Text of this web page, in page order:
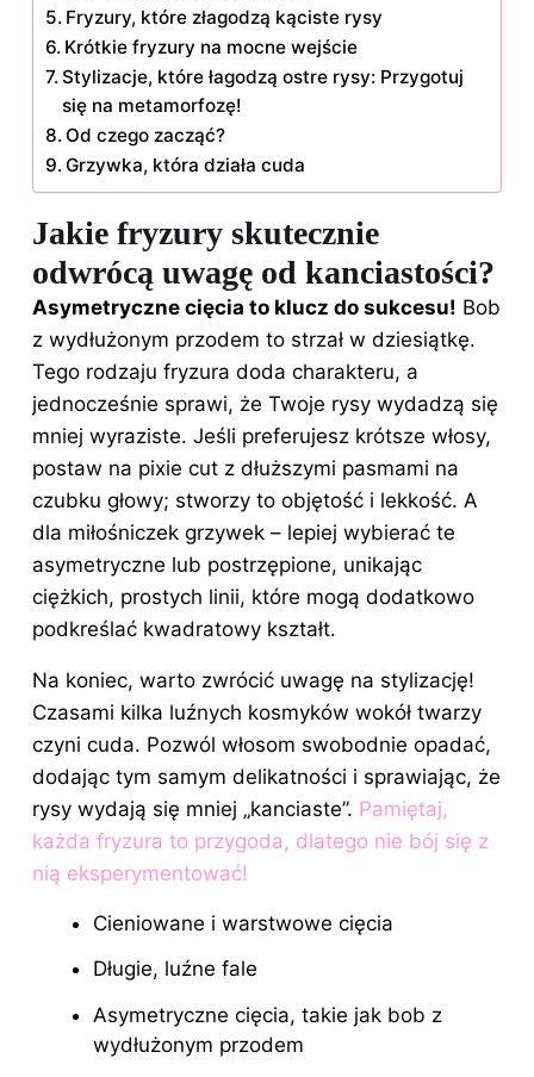
Fryzury, które złagodzą kąciste rysy
Krótkie fryzury na mocne wejście
Stylizacje, które łagodzą ostre rysy: Przygotuj
się na metamorfozę!
Od czego zacząć?
Grzywka, która działa cuda
Jakie fryzury skutecznie
odwrócą uwagę od kanciastości?
Asymetryczne cięcia to klucz do sukcesu! Bob
z wydłużonym przodem to strzał w dziesiątkę.
Tego rodzaju fryzura doda charakteru, a
jednocześnie sprawi, że Twoje rysy wydadzą się
mniej wyraziste. Jeśli preferujesz krótsze włosy,
postaw na pixie cut z dłuższymi pasmami na
czubku głowy; stworzy to objętość i lekkość. A
dla miłośniczek grzywek – lepiej wybierać te
asymetryczne lub postrzępione, unikając
ciężkich, prostych linii, które mogą dodatkowo
podkreślać kwadratowy kształt.
Na koniec, warto zwrócić uwagę na stylizację!
Czasami kilka luźnych kosmyków wokół twarzy
czyni cuda. Pozwól włosom swobodnie opadać,
dodając tym samym delikatności i sprawiając, że
rysy wydają się mniej „kanciaste”. Pamiętaj,
każda fryzura to przygoda, dlatego nie bój się z
nią eksperymentować!
Cieniowane i warstwowe cięcia
Długie, luźne fale
Asymetryczne cięcia, takie jak bob z
wydłużonym przodem